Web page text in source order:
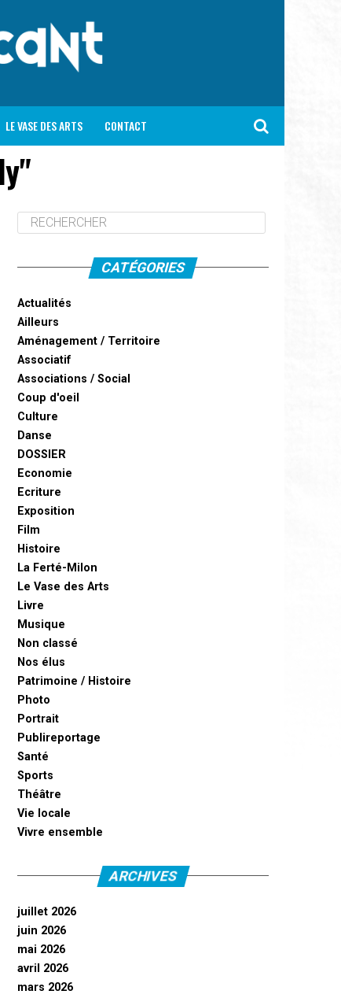
LE VASE DES ARTS CONTACT
CATÉGORIES
Actualités
Ailleurs
Aménagement / Territoire
Associatif
Associations / Social
Coup d'oeil
Culture
Danse
DOSSIER
Economie
Ecriture
Exposition
Film
Histoire
La Ferté-Milon
Le Vase des Arts
Livre
Musique
Non classé
Nos élus
Patrimoine / Histoire
Photo
Portrait
Publireportage
Santé
Sports
Théâtre
Vie locale
Vivre ensemble
ARCHIVES
juillet 2026
juin 2026
mai 2026
avril 2026
mars 2026